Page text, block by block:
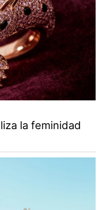
la feminidad